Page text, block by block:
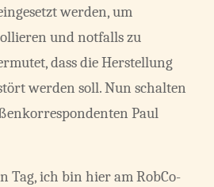
werden, um
und notfalls zu
dass die Herstellung
werden soll. Nun schalten
Paul
Tag, ich bin hier am RobCo-